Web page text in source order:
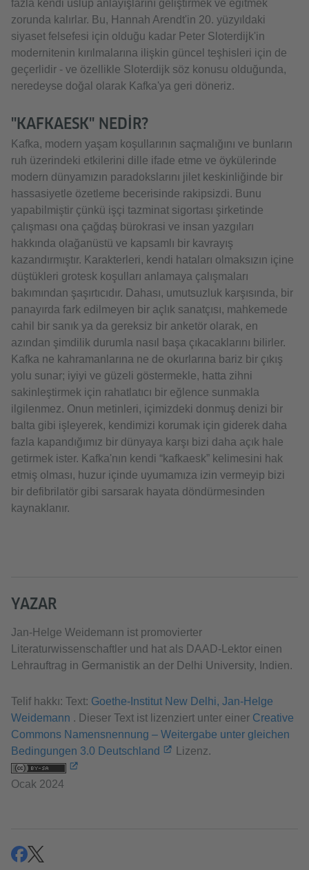
fazla kendi üslup anlayışlarını geliştirmek ve eğitmek
zorunda kalırlar. Bu, Hannah Arendt'in 20. yüzyıldaki
siyaset felsefesi için olduğu kadar Peter Sloterdijk'in
modernitenin kırılmalarına ilişkin güncel teşhisleri için de
geçerlidir - ve özellikle Sloterdijk söz konusu olduğunda,
neredeyse doğal olarak Kafka'ya geri döneriz.
''KAFKAESK'' NEDIR?
Kafka, modern yaşam koşullarının saçmalığını ve bunların
ruh üzerindeki etkilerini dille ifade etme ve öykülerinde
modern dünyamızın paradokslarını jilet keskinliğinde bir
hassasiyetle özetleme becerisinde rakipsizdi. Bunu
yapabilmiştir çünkü işçi tazminat sigortası şirketinde
çalışması ona çağdaş bürokrasi ve insan yazgıları
hakkında olağanüstü ve kapsamlı bir kavrayış
kazandırmıştır. Karakterleri, kendi hataları olmaksızın içine
düştükleri grotesk koşulları anlamaya çalışmaları
bakımından şaşırtıcıdır. Dahası, umutsuzluk karşısında, bir
panayırda fark edilmeyen bir açlık sanatçısı, mahkemede
cahil bir sanık ya da gereksiz bir anketör olarak, en
azından şimdilik durumla nasıl başa çıkacaklarını bilirler.
Kafka ne kahramanlarına ne de okurlarına bariz bir çıkış
yolu sunar; iyiyi ve güzeli göstermekle, hatta zihni
sakinleştirmek için rahatlatıcı bir eğlence sunmakla
ilgilenmez. Onun metinleri, içimizdeki donmuş denizi bir
balta gibi işleyerek, kendimizi korumak için giderek daha
fazla kapandığımız bir dünyaya karşı bizi daha açık hale
getirmek ister. Kafka'nın kendi “kafkaesk” kelimesini hak
etmiş olması, huzur içinde uyumamıza izin vermeyip bizi
bir defibrilatör gibi sarsarak hayata döndürmesinden
kaynaklanır.
YAZAR
Jan-Helge Weidemann ist promovierter
Literaturwissenschaftler und hat als DAAD-Lektor einen
Lehrauftrag in Germanistik an der Delhi University, Indien.
Telif hakkı: Text: Goethe-Institut New Delhi, Jan-Helge
Weidemann . Dieser Text ist lizenziert unter einer Creative
Commons Namensnennung – Weitergabe unter gleichen
Bedingungen 3.0 Deutschland
Lizenz.
Ocak 2024
paylaşmak
paylaşmak